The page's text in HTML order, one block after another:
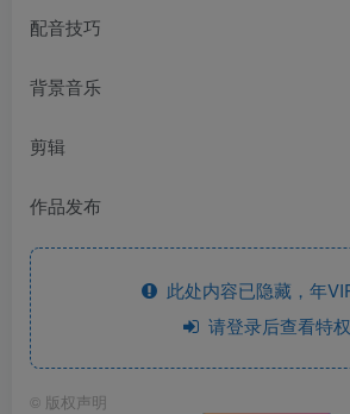
配音技巧
背景音乐
剪辑
作品发布
此处内容已隐藏，年
请登录后查看特权
© 版权声明